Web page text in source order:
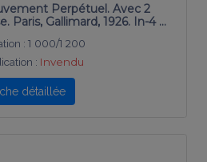
Perpétuel. Avec 2
Paris, Gallimard, 1926. In-4 …
: 1 000/1 200
: Invendu
détaillée